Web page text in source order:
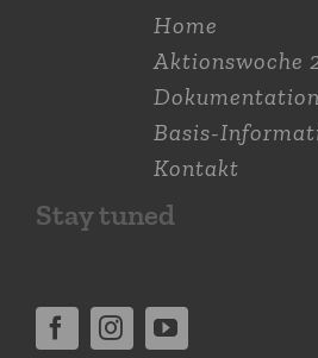
Home
Aktions­woche
Basis-
Kontakt
Stay tuned